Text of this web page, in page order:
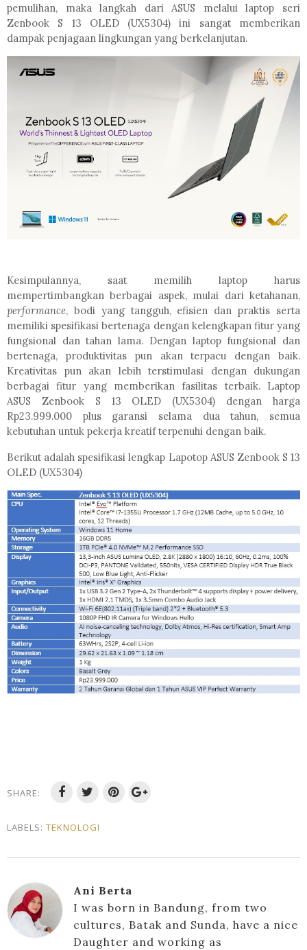
pemulihan, maka langkah dari ASUS melalui laptop seri
Zenbook S 13 OLED (UX5304) ini sangat memberikan
dampak penjagaan lingkungan yang berkelanjutan.
Kesimpulannya, saat memilih laptop harus
mempertimbangkan berbagai aspek, mulai dari ketahanan,
performance, bodi yang tangguh, efisien dan praktis serta
memiliki spesifikasi bertenaga dengan kelengkapan fitur yang
fungsional dan tahan lama. Dengan laptop fungsional dan
bertenaga, produktivitas pun akan terpacu dengan baik.
Kreativitas pun akan lebih terstimulasi dengan dukungan
berbagai fitur yang memberikan fasilitas terbaik. Laptop
ASUS Zenbook S 13 OLED (UX5304) dengan harga
Rp23.999.000 plus garansi selama dua tahun, semua
kebutuhan untuk pekerja kreatif terpenuhi dengan baik.
Berikut adalah spesifikasi lengkap Lapotop ASUS Zenbook S 13
OLED (UX5304)
SHARE:
LABELS: TEKNOLOGI
Ani Berta
I was born in Bandung, from two
cultures, Batak and Sunda, have a nice
Daughter and working as